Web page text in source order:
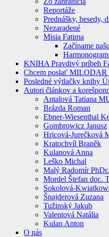
Reportáže
Prednášky, besedy,
Nezaradené
Misia Fatima
Začíname
KNIHA Pravdivý príbeh
Chcem poslať MILODAR
Posledné výtlačky knihy
Autori článkov a
Antalová Tatiana
Brázda Roman
Ebner-Wiesenthal
Gombrowicz Janusz
Hricová-Jurečková
Kratochvíl Braněk
Kulanová Anna
Leško Michal
Malý Radomír PhDr.
Mordel Štefan doc.
Sokolová-
Šnajderová Zuzana
Tužinský Jakub
Valentová Natália
Kulan Anton
O nás